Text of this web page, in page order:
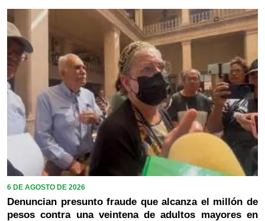
6 DE AGOSTO DE 2026
Denuncian presunto fraude que alcanza el millón de
pesos contra una veintena de adultos mayores en